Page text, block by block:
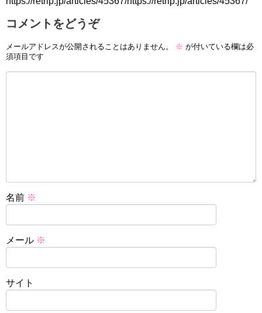
コメントをどうぞ
メールアドレスが公開されることはありません。 ※ が付いている欄は必
須項目です
名前 ※
メール ※
サイト